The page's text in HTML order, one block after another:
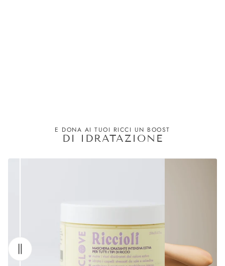
E DONA AI TUOI RICCI UN BOOST
DI IDRATAZIONE